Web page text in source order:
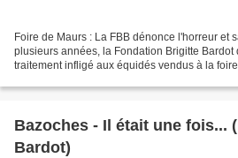
Foire de Maurs : La FBB dénonce l'horreur et
plusieurs années, la Fondation Brigitte Bardot
traitement infligé aux équidés vendus à la
Bazoches - Il était une fois...
Bardot)